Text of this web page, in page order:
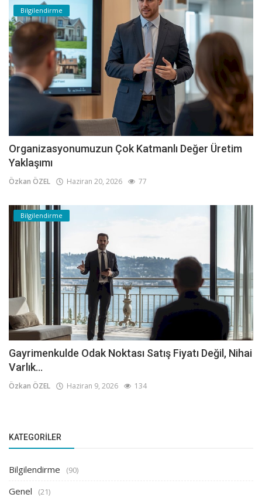
Bilgilendirme
Organizasyonumuzun Çok Katmanlı Değer Üretim
Yaklaşımı
Özkan ÖZEL Haziran 20, 2026 77
Bilgilendirme
Gayrimenkulde Odak Noktası Satış Fiyatı Değil, Nihai
Varlık...
Özkan ÖZEL Haziran 9, 2026 134
KATEGORILER
Bilgilendirme (90)
Genel (21)